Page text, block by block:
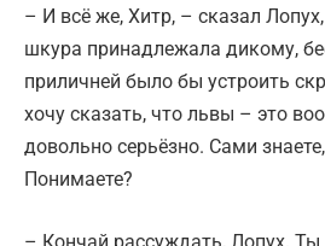
– И всё же, Хитр, – сказал
шкура принадлежала дикому,
приличней было бы устроить
хочу сказать, что львы – это
довольно серьёзно. Сами
Понимаете?
– Кончай рассуждать, Лопух. Ты